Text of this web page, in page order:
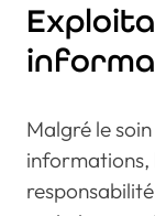
Malgré le
informations,